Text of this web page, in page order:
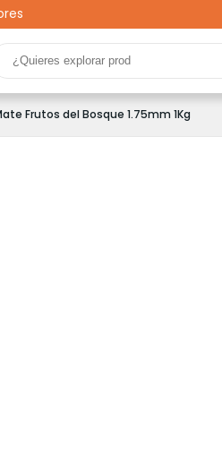
Resinas Repuestos
Virtual Gaming Energía
Frutos del Bosque 1.75mm 1Kg